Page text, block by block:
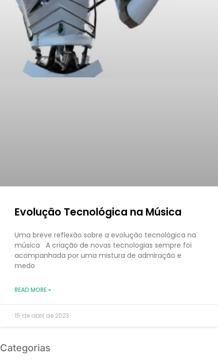
Evolução Tecnológica na Música
Uma breve reflexão sobre a evolução tecnológica na
música A criação de novas tecnologias sempre foi
acompanhada por uma mistura de admiração e
medo
READ MORE »
15 de abril de 2023
Categorias